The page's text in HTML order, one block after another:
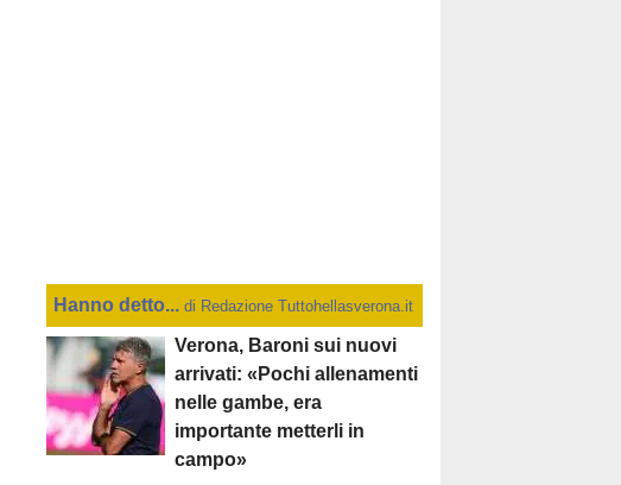
Hanno detto... di Redazione Tuttohellasverona.it
Verona, Baroni sui nuovi
arrivati: «Pochi allenamenti
nelle gambe, era
importante metterli in
campo»